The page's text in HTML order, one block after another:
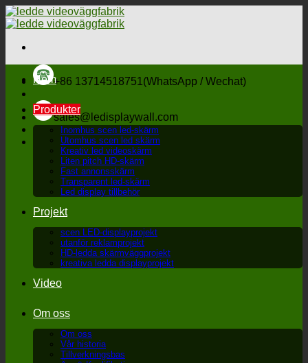
Hoppa
till
+86 13714518751(WhatsApp / Wechat)
sales@ledisplaywall.com
Hem
Produkter
Inomhus scen led-skärm
Utomhus scen led skärm
Kreativ led videoskärm
Liten pitch HD-skärm
Fast annonsskärm
Transparent led-skärm
Led display tillbehör
Projekt
scen LED-displayprojekt
utanför reklamprojekt
HD-ledda skärmväggprojekt
kreativa ledda displayprojekt
Video
Om oss
Om oss
Vår historia
Tillverkningsbas